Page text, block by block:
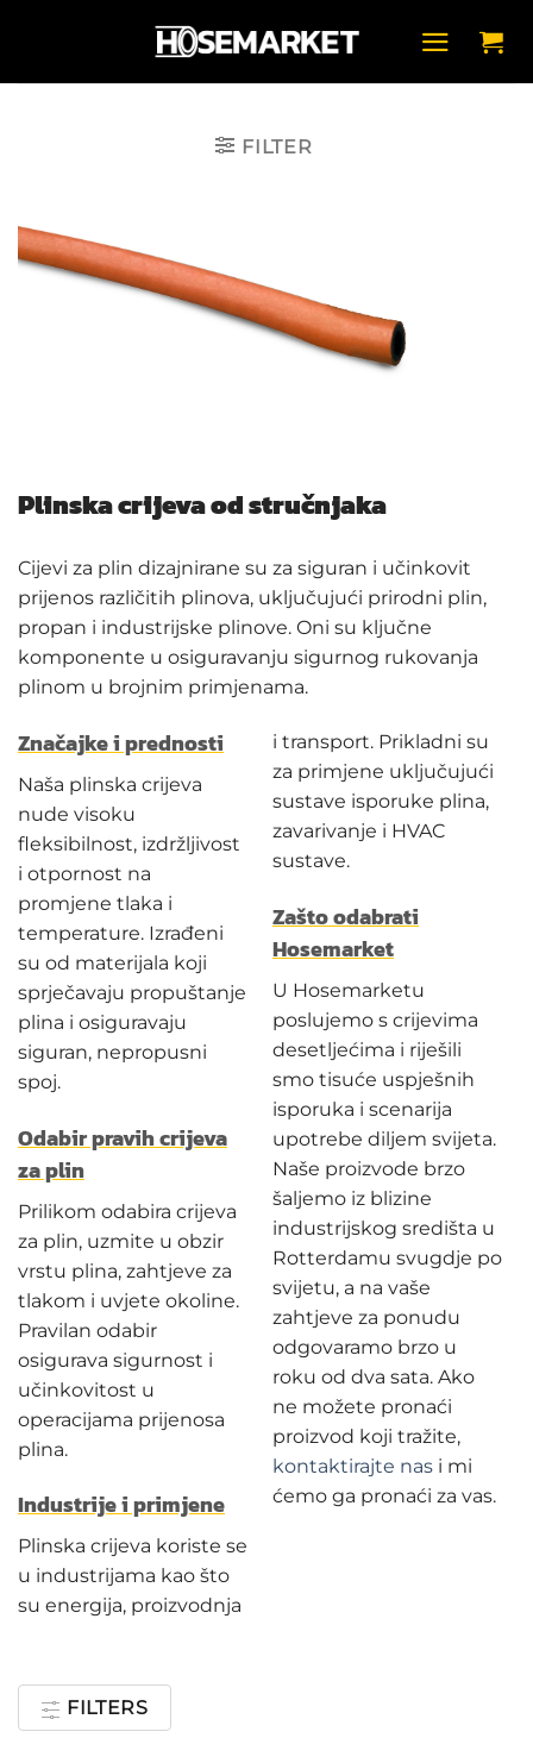
FILTER
Plinska crijeva od stručnjaka
Cijevi za plin dizajnirane su za siguran i učinkovit
prijenos različitih plinova, uključujući prirodni plin,
propan i industrijske plinove. Oni su ključne
komponente u osiguravanju sigurnog rukovanja
plinom u brojnim primjenama.
Značajke i prednosti
Naša plinska crijeva
nude visoku
fleksibilnost, izdržljivost
i otpornost na
promjene tlaka i
temperature. Izrađeni
su od materijala koji
sprječavaju propuštanje
plina i osiguravaju
siguran, nepropusni
spoj.
Odabir pravih crijeva
za plin
Prilikom odabira crijeva
za plin, uzmite u obzir
vrstu plina, zahtjeve za
tlakom i uvjete okoline.
Pravilan odabir
osigurava sigurnost i
učinkovitost u
operacijama prijenosa
plina.
Industrije i primjene
Plinska crijeva koriste se
u industrijama kao što
su energija, proizvodnja
i transport. Prikladni su
za primjene uključujući
sustave isporuke plina,
zavarivanje i HVAC
sustave.
Zašto odabrati
Hosemarket
U Hosemarketu
poslujemo s crijevima
desetljećima i riješili
smo tisuće uspješnih
isporuka i scenarija
upotrebe diljem svijeta.
Naše proizvode brzo
šaljemo iz blizine
industrijskog središta u
Rotterdamu svugdje po
svijetu, a na vaše
zahtjeve za ponudu
odgovaramo brzo u
roku od dva sata. Ako
ne možete pronaći
proizvod koji tražite,
kontaktirajte nas i mi
ćemo ga pronaći za vas.
FILTERS